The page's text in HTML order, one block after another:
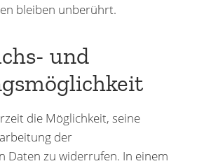
bleiben unberührt.
und
die Möglichkeit, seine
der
Daten zu widerrufen. In einem